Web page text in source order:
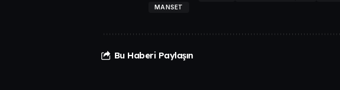
MANSET
Bu Haberi Paylaşın